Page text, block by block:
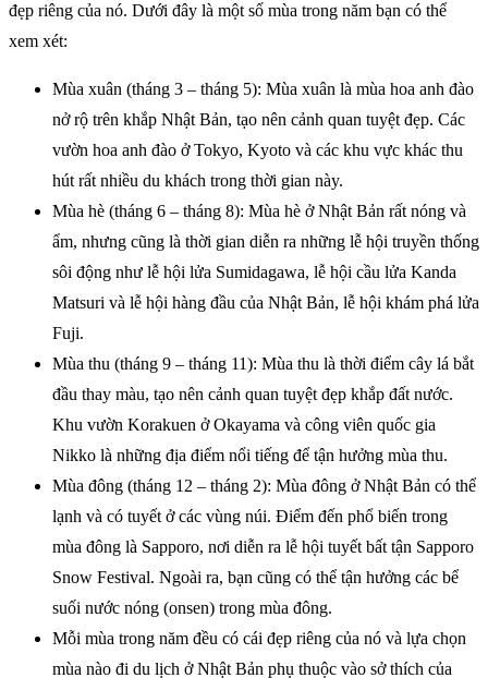
đẹp riêng của nó. Dưới đây là một số mùa trong năm bạn có thể
xem xét:
Mùa xuân (tháng 3 – tháng 5): Mùa xuân là mùa hoa anh đào
nở rộ trên khắp Nhật Bản, tạo nên cảnh quan tuyệt đẹp. Các
vườn hoa anh đào ở Tokyo, Kyoto và các khu vực khác thu
hút rất nhiều du khách trong thời gian này.
Mùa hè (tháng 6 – tháng 8): Mùa hè ở Nhật Bản rất nóng và
ẩm, nhưng cũng là thời gian diễn ra những lễ hội truyền thống
sôi động như lễ hội lửa Sumidagawa, lễ hội cầu lửa Kanda
Matsuri và lễ hội hàng đầu của Nhật Bản, lễ hội khám phá lửa
Fuji.
Mùa thu (tháng 9 – tháng 11): Mùa thu là thời điểm cây lá bắt
đầu thay màu, tạo nên cảnh quan tuyệt đẹp khắp đất nước.
Khu vườn Korakuen ở Okayama và công viên quốc gia
Nikko là những địa điểm nổi tiếng để tận hưởng mùa thu.
Mùa đông (tháng 12 – tháng 2): Mùa đông ở Nhật Bản có thể
lạnh và có tuyết ở các vùng núi. Điểm đến phổ biến trong
mùa đông là Sapporo, nơi diễn ra lễ hội tuyết bất tận Sapporo
Snow Festival. Ngoài ra, bạn cũng có thể tận hưởng các bể
suối nước nóng (onsen) trong mùa đông.
Mỗi mùa trong năm đều có cái đẹp riêng của nó và lựa chọn
mùa nào đi du lịch ở Nhật Bản phụ thuộc vào sở thích của